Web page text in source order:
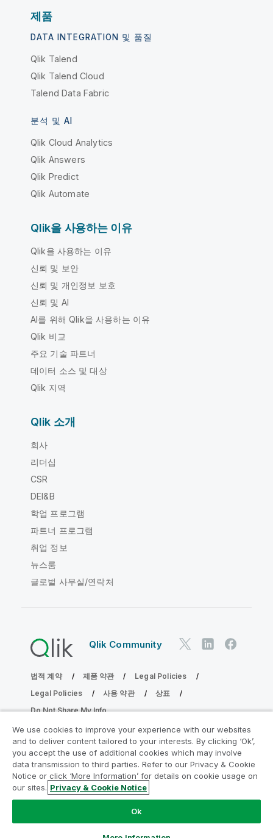
제품
DATA INTEGRATION 및 품질
Qlik Talend
Qlik Talend Cloud
Talend Data Fabric
분석 및 AI
Qlik Cloud Analytics
Qlik Answers
Qlik Predict
Qlik Automate
Qlik을 사용하는 이유
Qlik을 사용하는 이유
신뢰 및 보안
신뢰 및 개인정보 보호
신뢰 및 AI
AI를 위해 Qlik을 사용하는 이유
Qlik 비교
주요 기술 파트너
데이터 소스 및 대상
Qlik 지역
Qlik 소개
회사
리더십
CSR
DEI&B
학업 프로그램
파트너 프로그램
취업 정보
뉴스룸
글로벌 사무실/연락처
Qlik Community
법적 계약 제품 약관
Legal Policies
Legal Policies
사용 약관
상표
Do Not Share My Info
Copyright © 1993-2026 QlikTech International AB. 무단 전재
및 복제를 금합니다.
분석 현대화 프로그램에 참여
분석 현대화 프로그램으로 귀중한 QlikView 앱을 손상시키지
않고 현대화하십시오.
거나 다음에 연결하십시오.
ampquestions@qlik.com
We use cookies to improve your experience with our websites
and to deliver content tailored to your interests. By clicking ‘Ok’,
you accept the use of additional cookies which may involve
data transmission to third parties. Refer to our Privacy & Cookie
Notice or click ‘More Information’ for details on cookie usage on
our sites. Privacy & Cookie Notice
Ok